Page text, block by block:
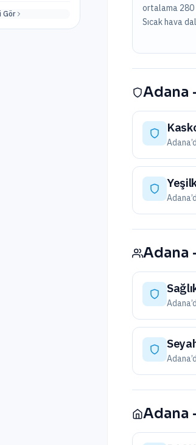
Gör
ortalama 280
Sıcak hava
Adana
Adana
Adana
Adana
Adana
Adana
Adana